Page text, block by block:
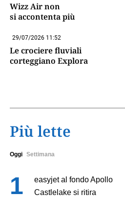
Wizz Air non
si accontenta più
29/07/2026 11:52
Le crociere fluviali
corteggiano Explora
Più lette
Oggi Settimana
easyjet al fondo Apollo
Castlelake si ritira